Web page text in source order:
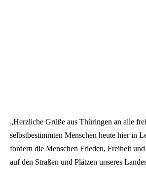
„Herzliche Grüße aus Thüringen an alle
selbstbestimmten Menschen heute hier in
fordern die Menschen Frieden, Freiheit
auf den Straßen und Plätzen unseres